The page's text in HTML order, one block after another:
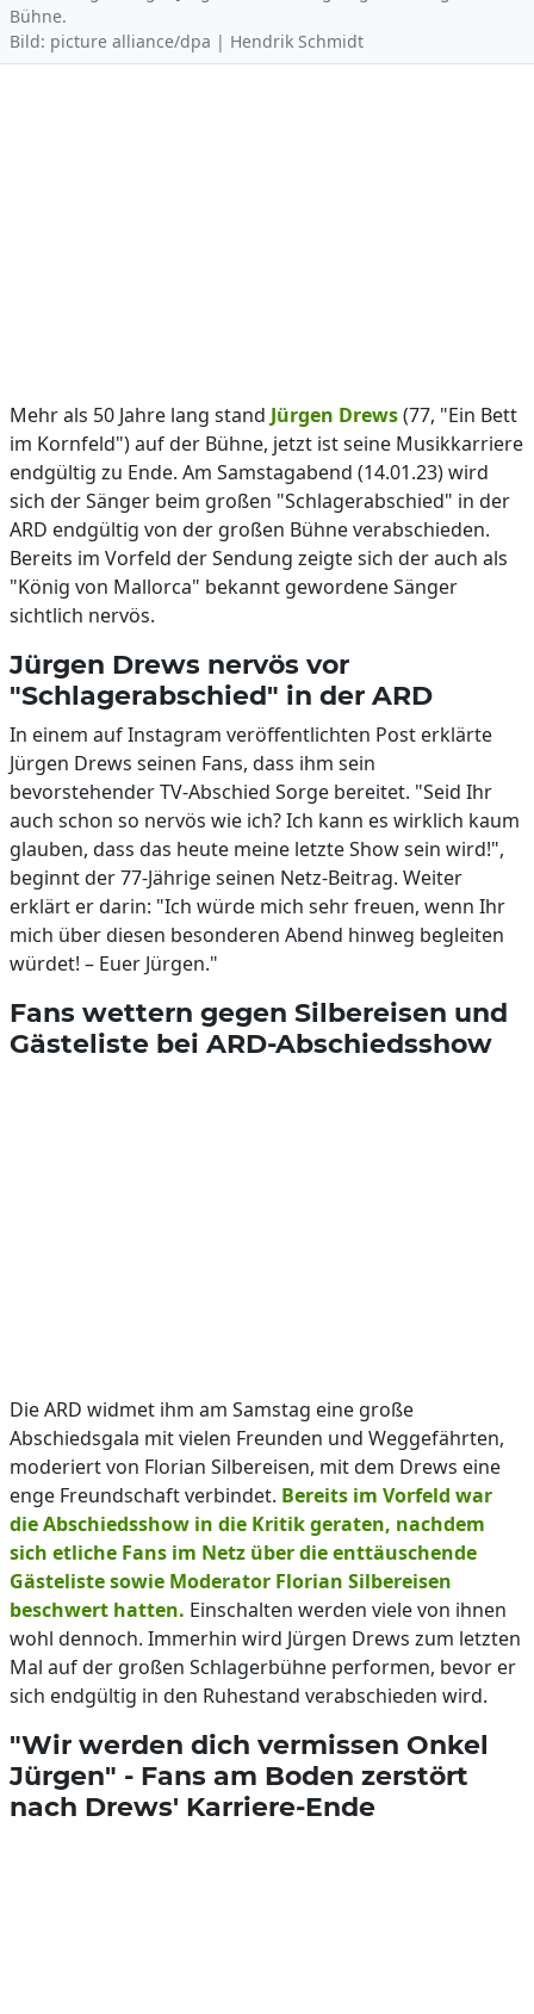
Bühne.
Bild: picture alliance/dpa | Hendrik Schmidt
Mehr als 50 Jahre lang stand Jürgen Drews(77, "Ein Bett
im Kornfeld") auf der Bühne, jetzt ist seine Musikkarriere
endgültig zu Ende. Am Samstagabend (14.01.23) wird
sich der Sänger beim großen "Schlagerabschied" in der
ARD endgültig von der großen Bühne verabschieden.
Bereits im Vorfeld der Sendung zeigte sich der auch als
"König von Mallorca" bekannt gewordene Sänger
sichtlich nervös.
Jürgen Drews nervös vor
"Schlagerabschied" in der ARD
In einem auf Instagram veröffentlichten Post erklärte
Jürgen Drews seinen Fans, dass ihm sein
bevorstehender TV-Abschied Sorge bereitet. "Seid Ihr
auch schon so nervös wie ich? Ich kann es wirklich kaum
glauben, dass das heute meine letzte Show sein wird!",
beginnt der 77-Jährige seinen Netz-Beitrag. Weiter
erklärt er darin: "Ich würde mich sehr freuen, wenn Ihr
mich über diesen besonderen Abend hinweg begleiten
würdet! – Euer Jürgen."
Fans wettern gegen Silbereisen und
Gästeliste bei ARD-Abschiedsshow
Die ARD widmet ihm am Samstag eine große
Abschiedsgala mit vielen Freunden und Weggefährten,
moderiert von Florian Silbereisen, mit dem Drews eine
enge Freundschaft verbindet. Bereits im Vorfeld war
die Abschiedsshow in die Kritik geraten, nachdem
sich etliche Fans im Netz über die enttäuschende
Gästeliste sowie Moderator Florian Silbereisen
beschwert hatten. Einschalten werden viele von ihnen
wohl dennoch. Immerhin wird Jürgen Drews zum letzten
Mal auf der großen Schlagerbühne performen, bevor er
sich endgültig in den Ruhestand verabschieden wird.
"Wir werden dich vermissen Onkel
Jürgen" - Fans am Boden zerstört
nach Drews' Karriere-Ende